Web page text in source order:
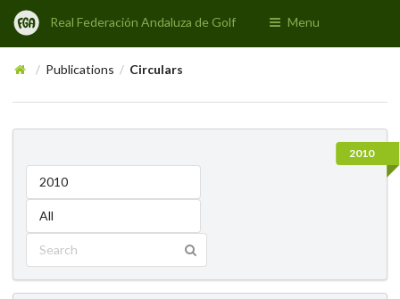
Real Federación Andaluza de Golf Menu
/ Publications / Circulars
2010
2010
All